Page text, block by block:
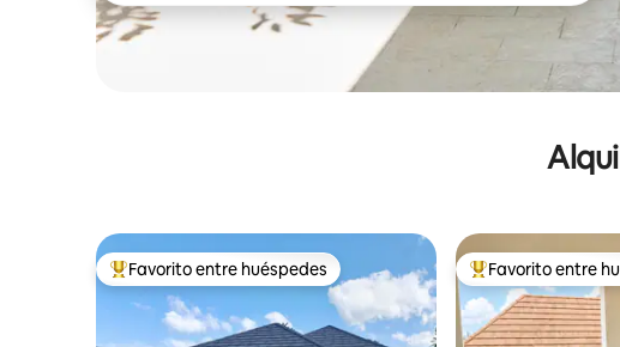
Favorito entre los huéspedes más destacados
Favorito entre huéspedes Favorito entre los
Favorito entre